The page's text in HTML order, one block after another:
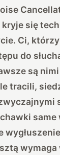
się
Ci,
do
są
tracili,